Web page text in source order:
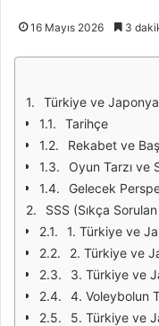
16 Mayıs 2026 3
Türkiye ve Japonya'nın
Tarihçe
Rekabet ve
Oyun Tarzı ve
Gelecek
SSS (Sıkça
1. Türkiye ve
2. Türkiye ve
3. Türkiye ve
4. Voleybolun
5. Türkiye ve